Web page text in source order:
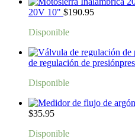
20V 10" $190.95
Disponible
de regulación de
Disponible
$35.95
Disponible